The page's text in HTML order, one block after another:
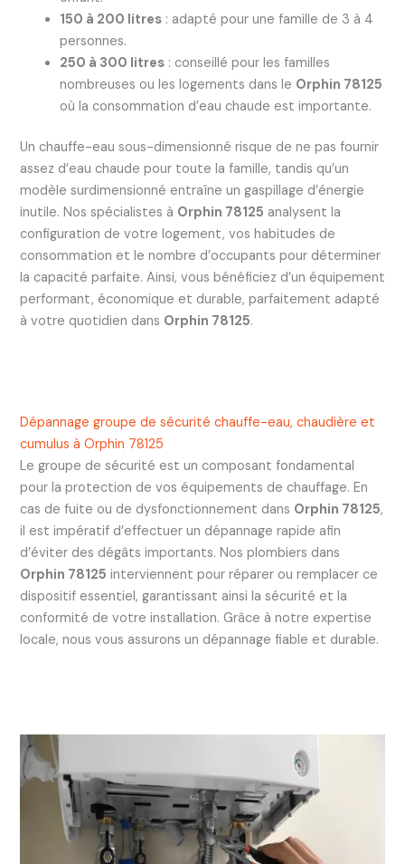
150 à 200 litres: adapté pour une famille de 3 à 4
personnes.
250 à 300 litres: conseillé pour les familles
nombreuses ou les logements dans le Orphin 78125
où la consommation d’eau chaude est importante.
Un chauffe-eau sous-dimensionné risque de ne pas fournir
assez d’eau chaude pour toute la famille, tandis qu’un
modèle surdimensionné entraîne un gaspillage d’énergie
inutile. Nos spécialistes à Orphin 78125 analysent la
configuration de votre logement, vos habitudes de
consommation et le nombre d’occupants pour déterminer
la capacité parfaite. Ainsi, vous bénéficiez d’un équipement
performant, économique et durable, parfaitement adapté
à votre quotidien dans Orphin 78125.
Dépannage groupe de sécurité chauffe-eau, chaudière et
cumulus à Orphin 78125
Le groupe de sécurité est un composant fondamental
pour la protection de vos équipements de chauffage. En
cas de fuite ou de dysfonctionnement dans Orphin 78125,
il est impératif d’effectuer un dépannage rapide afin
d’éviter des dégâts importants. Nos plombiers dans
Orphin 78125 interviennent pour réparer ou remplacer ce
dispositif essentiel, garantissant ainsi la sécurité et la
conformité de votre installation. Grâce à notre expertise
locale, nous vous assurons un dépannage fiable et durable.